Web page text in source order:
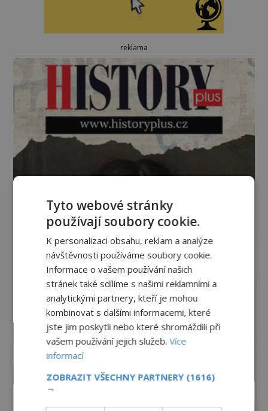
reklama
Tyto webové stránky
používají soubory cookie.
K personalizaci obsahu, reklam a analýze
návštěvnosti používáme soubory cookie.
Informace o vašem používání našich
stránek také sdílíme s našimi reklamními a
analytickými partnery, kteří je mohou
kombinovat s dalšími informacemi, které
jste jim poskytli nebo které shromáždili při
vašem používání jejich služeb.Více
informací
ZOBRAZIT VŠECHNY PARTNERY (1616)
→